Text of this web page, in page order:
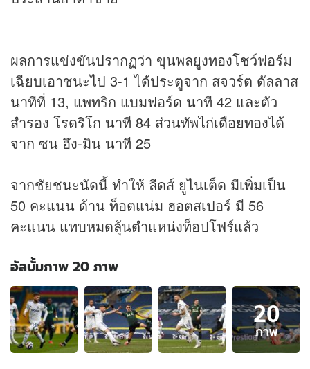
ผลการแข่งขันปรากฏว่า ขุนพลยูงทองโชว์ฟอร์ม
เฉียบเอาชนะไป 3-1 ได้ประตูจาก สจวร์ต ดัลลาส
นาทีที่ 13, แพทริก แบมฟอร์ด นาที 42 และตัว
สำรอง โรดริโก นาที 84 ส่วนทัพไก่เดือยทองได้
จาก ซน ฮึง-มิน นาที 25
จากชัยชนะนัดนี้ ทำให้ ลีดส์ ยูไนเต็ด มีเพิ่มเป็น
50 คะแนน ด้าน ท็อตแน่ม ฮอตสเปอร์ มี 56
คะแนน แทบหมดลุ้นตำแหน่งท็อปโฟร์แล้ว
อัลบั้มภาพ 20 ภาพ
อัลบั้ม
ภาพ
20
ภาพ
ของ
20
ภาพ